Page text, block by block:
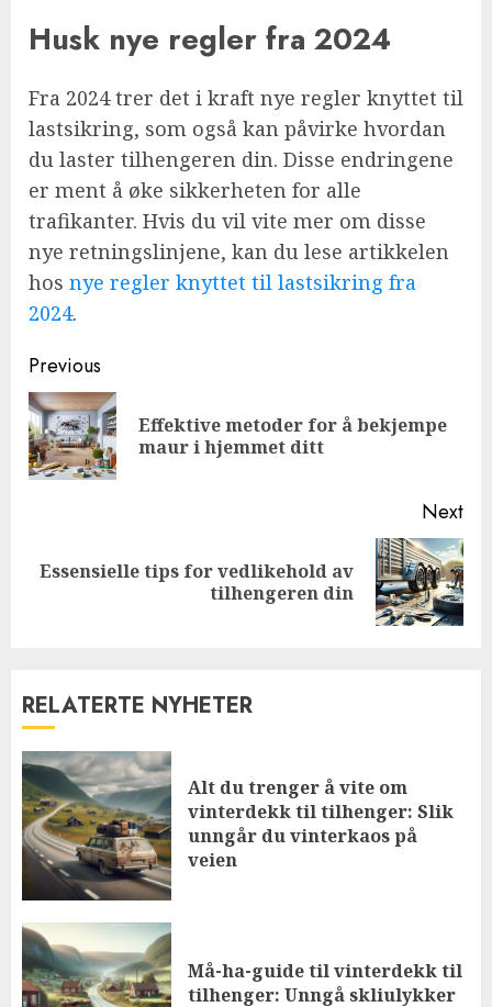
Husk nye regler fra 2024
Fra 2024 trer det i kraft nye regler knyttet til
lastsikring, som også kan påvirke hvordan
du laster tilhengeren din. Disse endringene
er ment å øke sikkerheten for alle
trafikanter. Hvis du vil vite mer om disse
nye retningslinjene, kan du lese artikkelen
hos nye regler knyttet til lastsikring fra
2024.
Continue
Reading
Previous
Effektive metoder for å bekjempe
maur i hjemmet ditt
Next
Next
Essensielle tips for vedlikehold av
tilhengeren din
RELATERTE NYHETER
Alt du trenger å vite om
vinterdekk til tilhenger: Slik
unngår du vinterkaos på
veien
Må-ha-guide til vinterdekk til
tilhenger: Unngå skliulykker